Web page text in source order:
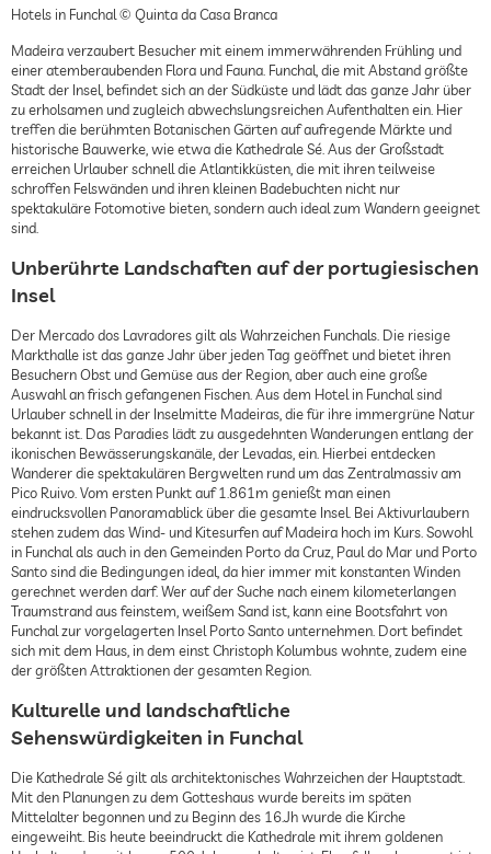
Hotels in Funchal © Quinta da Casa Branca
Madeira verzaubert Besucher mit einem immerwährenden Frühling und
einer atemberaubenden Flora und Fauna. Funchal, die mit Abstand größte
Stadt der Insel, befindet sich an der Südküste und lädt das ganze Jahr über
zu erholsamen und zugleich abwechslungsreichen Aufenthalten ein. Hier
treffen die berühmten Botanischen Gärten auf aufregende Märkte und
historische Bauwerke, wie etwa die Kathedrale Sé. Aus der Großstadt
erreichen Urlauber schnell die Atlantikküsten, die mit ihren teilweise
schroffen Felswänden und ihren kleinen Badebuchten nicht nur
spektakuläre Fotomotive bieten, sondern auch ideal zum Wandern geeignet
sind.
Unberührte Landschaften auf der portugiesischen
Insel
Der Mercado dos Lavradores gilt als Wahrzeichen Funchals. Die riesige
Markthalle ist das ganze Jahr über jeden Tag geöffnet und bietet ihren
Besuchern Obst und Gemüse aus der Region, aber auch eine große
Auswahl an frisch gefangenen Fischen. Aus dem Hotel in Funchal sind
Urlauber schnell in der Inselmitte Madeiras, die für ihre immergrüne Natur
bekannt ist. Das Paradies lädt zu ausgedehnten Wanderungen entlang der
ikonischen Bewässerungskanäle, der Levadas, ein. Hierbei entdecken
Wanderer die spektakulären Bergwelten rund um das Zentralmassiv am
Pico Ruivo. Vom ersten Punkt auf 1.861m genießt man einen
eindrucksvollen Panoramablick über die gesamte Insel. Bei Aktivurlaubern
stehen zudem das Wind- und Kitesurfen auf Madeira hoch im Kurs. Sowohl
in Funchal als auch in den Gemeinden Porto da Cruz, Paul do Mar und Porto
Santo sind die Bedingungen ideal, da hier immer mit konstanten Winden
gerechnet werden darf. Wer auf der Suche nach einem kilometerlangen
Traumstrand aus feinstem, weißem Sand ist, kann eine Bootsfahrt von
Funchal zur vorgelagerten Insel Porto Santo unternehmen. Dort befindet
sich mit dem Haus, in dem einst Christoph Kolumbus wohnte, zudem eine
der größten Attraktionen der gesamten Region.
Kulturelle und landschaftliche
Sehenswürdigkeiten in Funchal
Die Kathedrale Sé gilt als architektonisches Wahrzeichen der Hauptstadt.
Mit den Planungen zu dem Gotteshaus wurde bereits im späten
Mittelalter begonnen und zu Beginn des 16.Jh wurde die Kirche
eingeweiht. Bis heute beeindruckt die Kathedrale mit ihrem goldenen